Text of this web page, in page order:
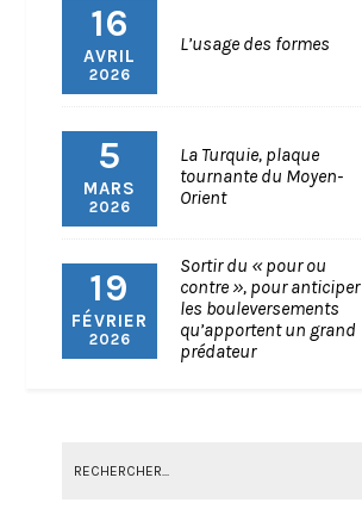
16
AVRIL
2026
L’usage des formes
5
MARS
2026
La Turquie, plaque
tournante du Moyen-
Orient
19
FÉVRIER
2026
Sortir du « pour ou
contre », pour anticiper
les bouleversements
qu’apportent un grand
prédateur